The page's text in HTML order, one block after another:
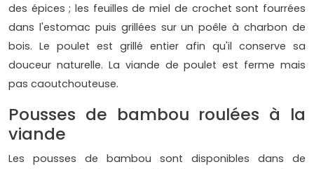
des épices ; les feuilles de miel de crochet sont fourrées
dans l'estomac puis grillées sur un poêle à charbon de
bois. Le poulet est grillé entier afin qu'il conserve sa
douceur naturelle. La viande de poulet est ferme mais
pas caoutchouteuse.
Pousses de bambou roulées à la
viande
Les pousses de bambou sont disponibles dans de